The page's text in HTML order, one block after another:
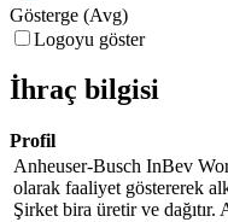
Gösterge (Avg)
Logoyu göster
İhraç bilgisi
Profil
Anheuser-Busch InBev
olarak faaliyet göstererek
Şirket bira üretir ve